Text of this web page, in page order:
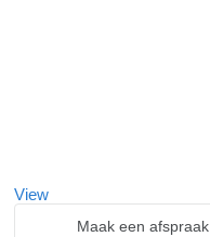
View
Maak een afspraak